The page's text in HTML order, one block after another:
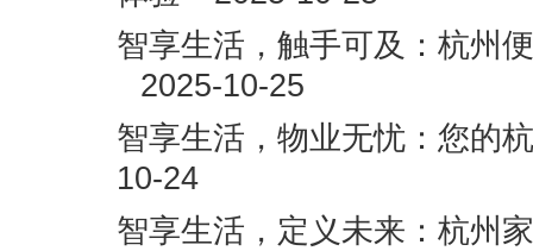
智享生活，触手可及：杭州
2025-10-25
智享生活，物业无忧：您的
10-24
智享生活，定义未来：杭州